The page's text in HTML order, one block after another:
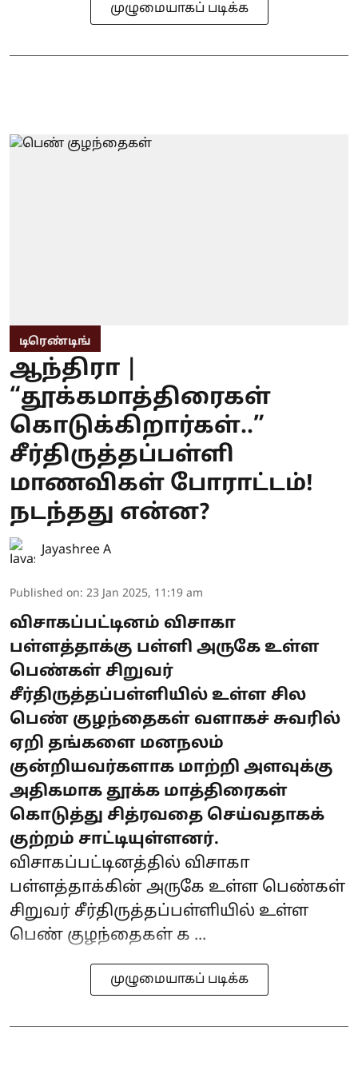
முழுமையாகப் படிக்க
டிரெண்டிங்
ஆந்திரா |
“தூக்கமாத்திரைகள்
கொடுக்கிறார்கள்..”
சீர்திருத்தப்பள்ளி
மாணவிகள் போராட்டம்!
நடந்தது என்ன?
Jayashree A
Published on: 23 Jan 2025, 11:19 am
விசாகப்பட்டினம் விசாகா
பள்ளத்தாக்கு பள்ளி அருகே உள்ள
பெண்கள் சிறுவர்
சீர்திருத்தப்பள்ளியில் உள்ள சில
பெண் குழந்தைகள் வளாகச் சுவரில்
ஏறி தங்களை மனநலம்
குன்றியவர்களாக மாற்றி அளவுக்கு
அதிகமாக தூக்க மாத்திரைகள்
கொடுத்து சித்ரவதை செய்வதாகக்
குற்றம் சாட்டியுள்ளனர்.
விசாகப்பட்டினத்தில் விசாகா
பள்ளத்தாக்கின் அருகே உள்ள பெண்கள்
சிறுவர் சீர்திருத்தப்பள்ளியில் உள்ள
பெண் குழந்தைகள் க ...
முழுமையாகப் படிக்க